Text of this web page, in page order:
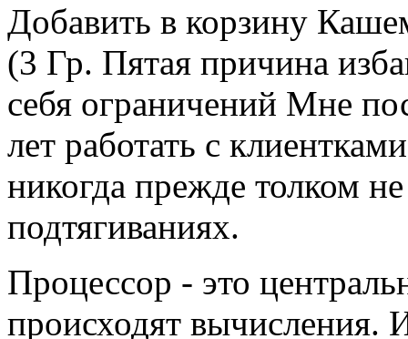
Добавить в корзину
(3 Гр. Пятая причина
себя ограничений Мне
лет работать с
никогда прежде толком
подтягиваниях.
Процессор - это
происходят вычисления.